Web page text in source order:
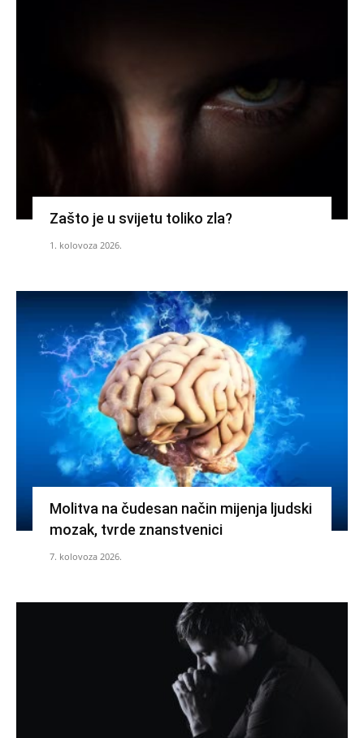
Zašto je u svijetu toliko zla?
1. kolovoza 2026.
Molitva na čudesan način mijenja ljudski
mozak, tvrde znanstvenici
7. kolovoza 2026.